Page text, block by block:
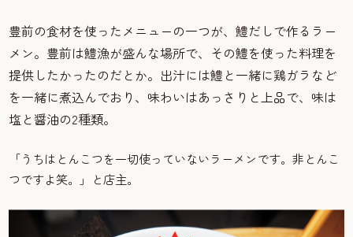
豊前の食材を使ったメニューの一つが、鱧だしで作るラー
メン。豊前は鱧漁が盛んな場所で、その鱧を使った料理を
提供したかったのだとか。出汁には鱧と一緒に鶏ガラなど
を一緒に煮込んでおり、味わいはあっさりと上品で、味は
塩と醤油の2種類。
「うちはとんこつを一切使っていないラーメンです。非とんこ
つですよ笑。」と店主。